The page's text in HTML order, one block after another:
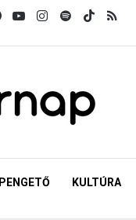
FacebookYouTubeInstagram
SpotifyTikTok
PENGETŐ KULTÚRA